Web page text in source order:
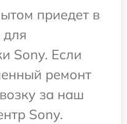
приедет в
Sony. Если
ремонт
за наш
Sony.